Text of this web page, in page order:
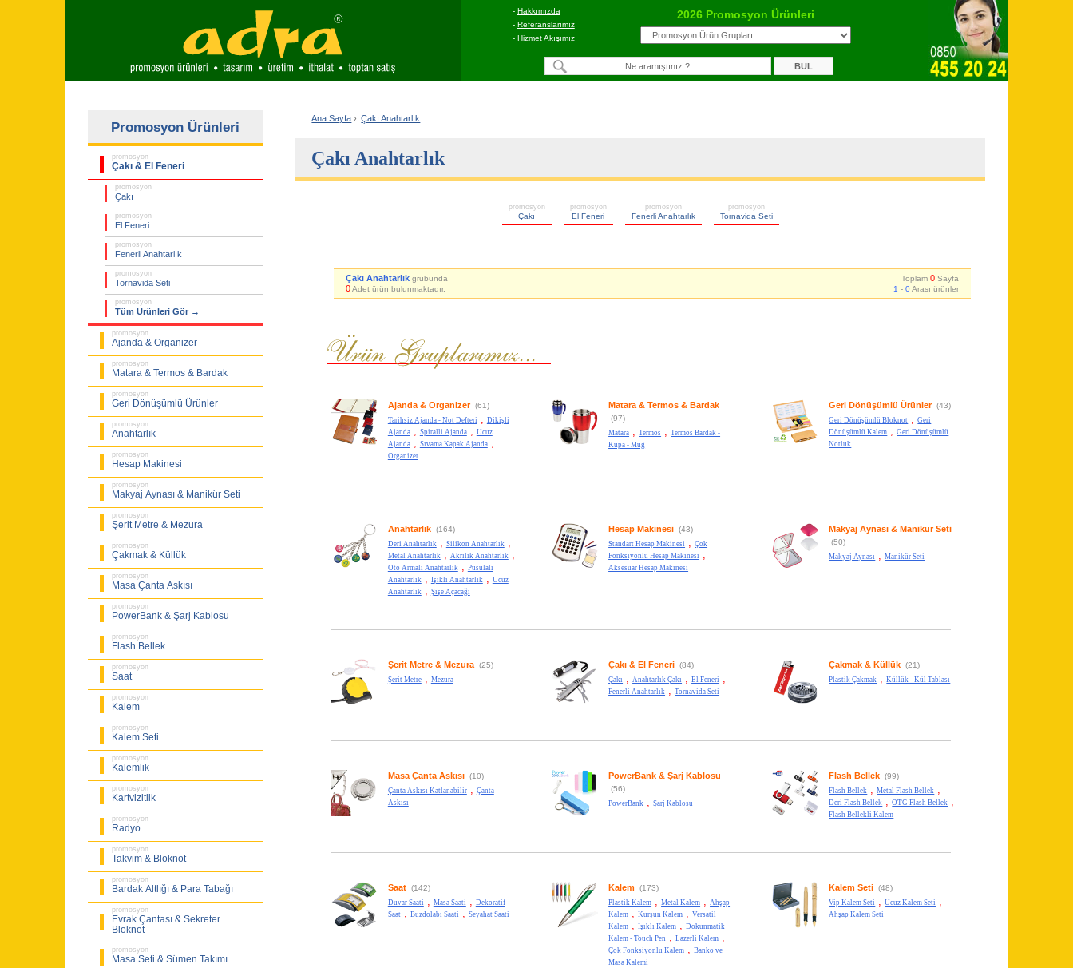
- Hakkımızda
- Referanslarımız
- Hizmet Akışımız
2026 Promosyon Ürünleri
Promosyon Ürünleri
promosyon
Çakı & El Feneri
promosyon
Çakı
promosyon
El Feneri
promosyon
Fenerli Anahtarlık
promosyon
Tornavida Seti
promosyon
Tüm Ürünleri Gör →
promosyon
Ajanda & Organizer
promosyon
Matara & Termos & Bardak
promosyon
Geri Dönüşümlü Ürünler
promosyon
Anahtarlık
promosyon
Hesap Makinesi
promosyon
Makyaj Aynası & Manikür Seti
promosyon
Şerit Metre & Mezura
promosyon
Çakmak & Küllük
promosyon
Masa Çanta Askısı
promosyon
PowerBank & Şarj Kablosu
promosyon
Flash Bellek
promosyon
Saat
promosyon
Kalem
promosyon
Kalem Seti
promosyon
Kalemlik
promosyon
Kartvizitlik
promosyon
Radyo
promosyon
Takvim & Bloknot
promosyon
Bardak Altlığı & Para Tabağı
promosyon
Evrak Çantası & Sekreter
Bloknot
promosyon
Masa Seti & Sümen Takımı
Ana Sayfa › Çakı Anahtarlık
Çakı Anahtarlık
promosyon
Çakı
promosyon
El Feneri
promosyon
Fenerli Anahtarlık
promosyon
Tornavida Seti
Çakı Anahtarlıkgrubunda
0Adet ürün bulunmaktadır.
Toplam0 Sayfa
1 -0Arası ürünler
Ajanda & Organizer(61)
Tarihsiz Ajanda - Not Defteri
Dikişli
Ajanda, Spiralli Ajanda,
Ucuz
Ajanda, Sıvama Kapak Ajanda,
Organizer
Matara & Termos & Bardak
(97)
Matara ,Termos ,Termos Bardak -
Kupa - Mug
Geri Dönüşümlü Ürünler(43)
Geri Dönüşümlü Bloknot ,Geri
Dönüşümlü Kalem
,Geri Dönüşümlü
Notluk
Anahtarlık(164)
Deri Anahtarlık Silikon Anahtarlık
Metal Anahtarlık Akrilik Anahtarlık
Oto Armalı Anahtarlık
Pusulalı
Anahtarlık
Işıklı Anahtarlık
Ucuz
Anahtarlık
Şişe Açacağı
Hesap Makinesi (43)
Standart Hesap Makinesi ,Çok
Fonksiyonlu Hesap Makinesi
Aksesuar Hesap Makinesi
Makyaj Aynası & Manikür Seti
(50)
Makyaj Aynası ,Manikür Seti
Şerit Metre & Mezura(25)
Şerit Metre, Mezura
Çakı & El Feneri (84)
Çakı Anahtarlık Çakı ,El Feneri
Fenerli Anahtarlık ,Tornavida Seti
Çakmak & Küllük (21)
Plastik Çakmak ,Küllük - Kül Tablası
Masa Çanta Askısı(10)
Çanta Askısı Katlanabilir, Çanta
Askısı
PowerBank & Şarj Kablosu
(56)
PowerBank ,Şarj Kablosu
Flash Bellek (99)
Flash Bellek ,Metal Flash Bellek ,
Deri Flash Bellek ,OTG Flash Bellek ,
Flash Bellekli Kalem
Saat(142)
Duvar Saati, Masa Saati, Dekoratif
Saat, Buzdolabı Saati, Seyahat Saati
Kalem (173)
Plastik Kalem ,Metal Kalem ,Ahşap
Kalem ,Kurşun Kalem ,Versatil
Kalem ,Işıklı Kalem ,Dokunmatik
Kalem - Touch Pen ,Lazerli Kalem ,
Çok Fonksiyonlu Kalem ,Banko ve
Masa Kalemi
Kalem Seti (48)
Vip Kalem Seti ,Ucuz Kalem Seti ,
Ahşap Kalem Seti